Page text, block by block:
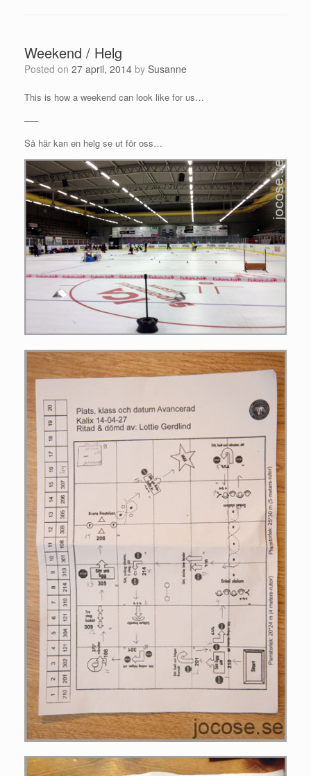
Weekend / Helg
Posted on 27 april, 2014 by Susanne
This is how a weekend can look like for us…
—–
Så här kan en helg se ut för oss…